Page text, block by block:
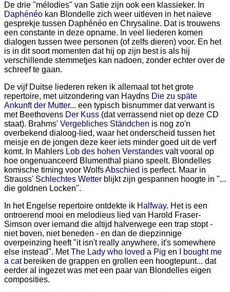
De drie "mélodies" van Satie zijn ook een klassieker. In
Daphénéo kan Blondelle zich weer uitleven in het naïeve
gesprekje tussen Daphénéo en Chrysaline. Dat is trouwens
een constante in deze opname. In veel liederen komen
dialogen tussen twee personen (of zelfs dieren) voor. En het
is in dit soort momenten dat hij op zijn best is als hij
verschillende stemmetjes kan nadoen, zonder echter over de
schreef te gaan.
De vijf Duitse liederen reken ik allemaal tot het grote
repertoire, met uitzondering van Haydns Die zu späte
Ankunft der Mutter... een typisch bisnummer dat verwant is
met Beethovens Der Kuss (dat verrassend niet op deze CD
staat). Brahms' Vergebliches Ständchen is nog zo'n
overbekend dialoog-lied, waar het onderscheid tussen het
meisje en de jongen deze keer iets minder goed uit de verf
komt. In Mahlers Lob des hohen Verstandes valt vooral op
hoe ongenuanceerd Blumenthal piano speelt. Blondelles
komische timing voor WolfsAbschied is perfect. Maar in
Strauss' Schlechtes Wetter blijkt zijn gespannen hoogte in "...
die goldnen Locken".
In het Engelse repertoire ontdekte ik Halfway. Het is een
ontroerend mooi en melodieus lied van Harold Fraser-
Simson over iemand die altijd halverwege een trap stopt -
niet boven, niet beneden - en dan de diepzinnige
overpeinzing heeft "it isn't really anywhere, it's somewhere
else instead". MetThe Lady who loved a Pig en
I bought me
a catbereiken de grappen en grollen een hoogtepunt... dat
eerder al ingezet was met een paar van Blondelles eigen
composities.